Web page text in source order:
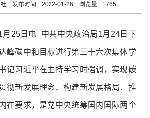
发布时间: 2022-01-26 浏览量: 1765
25日电 中共中央政治局1月24日下
峰碳中和目标进行第三十六次集体学
记习近平在主持学习时强调，实现碳
彻新发展理念、构建新发展格局、推
在要求，是党中央统筹国内国际两个